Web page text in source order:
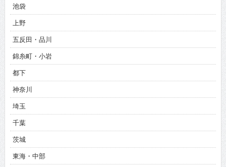
池袋
上野
五反田・品川
錦糸町・小岩
都下
神奈川
埼玉
千葉
茨城
東海・中部